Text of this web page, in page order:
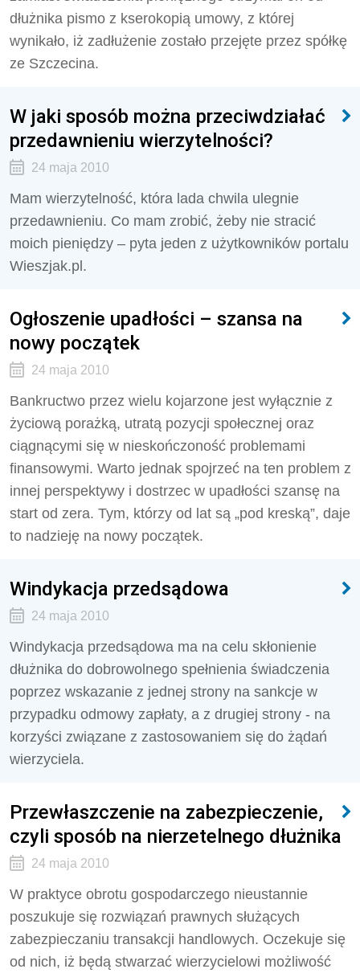
dłużnika pismo z kserokopią umowy, z której
wynikało, iż zadłużenie zostało przejęte przez spółkę
ze Szczecina.
W jaki sposób można przeciwdziałać
przedawnieniu wierzytelności?
24 maja 2010
Mam wierzytelność, która lada chwila ulegnie
przedawnieniu. Co mam zrobić, żeby nie stracić
moich pieniędzy – pyta jeden z użytkowników portalu
Wieszjak.pl.
Ogłoszenie upadłości – szansa na
nowy początek
24 maja 2010
Bankructwo przez wielu kojarzone jest wyłącznie z
życiową porażką, utratą pozycji społecznej oraz
ciągnącymi się w nieskończoność problemami
finansowymi. Warto jednak spojrzeć na ten problem z
innej perspektywy i dostrzec w upadłości szansę na
start od zera. Tym, którzy od lat są „pod kreską”, daje
to nadzieję na nowy początek.
Windykacja przedsądowa
24 maja 2010
Windykacja przedsądowa ma na celu skłonienie
dłużnika do dobrowolnego spełnienia świadczenia
poprzez wskazanie z jednej strony na sankcje w
przypadku odmowy zapłaty, a z drugiej strony - na
korzyści związane z zastosowaniem się do żądań
wierzyciela.
Przewłaszczenie na zabezpieczenie,
czyli sposób na nierzetelnego dłużnika
24 maja 2010
W praktyce obrotu gospodarczego nieustannie
poszukuje się rozwiązań prawnych służących
zabezpieczaniu transakcji handlowych. Oczekuje się
od nich, iż będą stwarzać wierzycielowi możliwość